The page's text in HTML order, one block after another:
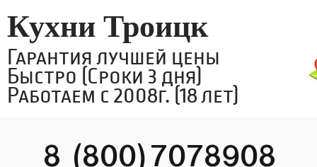
Кухни Троицк
Гарантия лучшей цены
Быстро (Сроки 3 дня)
Работаем с 2008г. (18 лет)
8 (800)7078908